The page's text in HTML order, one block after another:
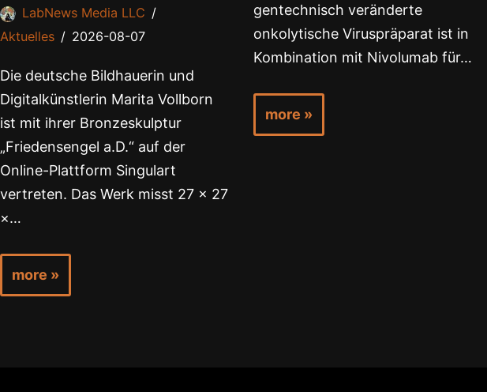
LabNews Media LLC
Aktuelles
2026-08-07
Die deutsche Bildhauerin und
Digitalkünstlerin Marita Vollborn
ist mit ihrer Bronzeskulptur
„Friedensengel a.D.“ auf der
Online-Plattform Singulart
vertreten. Das Werk misst 27 × 27
×…
more »
gentechnisch veränderte
onkolytische Viruspräparat ist in
Kombination mit Nivolumab für…
more »